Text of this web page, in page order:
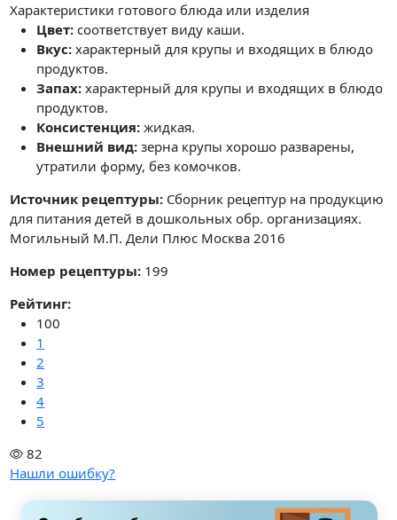
Характеристики готового блюда или изделия
Цвет: соответствует виду каши.
Вкус: характерный для крупы и входящих в блюдо
продуктов.
Запах: характерный для крупы и входящих в блюдо
продуктов.
Консистенция: жидкая.
Внешний вид: зерна крупы хорошо разварены,
утратили форму, без комочков.
Источник рецептуры: Сборник рецептур на продукцию
для питания детей в дошкольных обр. организациях.
Могильный М.П. Дели Плюс Москва 2016
Номер рецептуры: 199
Рейтинг:
100
1
2
3
4
5
82
Нашли ошибку?